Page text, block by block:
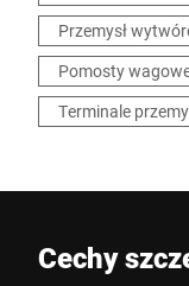
Przemysł
Pomosty
Terminale
Cechy